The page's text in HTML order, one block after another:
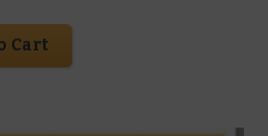
Cart